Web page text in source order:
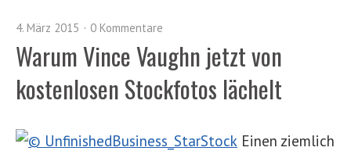
4. März 2015 0 Kommentare
Warum Vince Vaughn jetzt von
kostenlosen Stockfotos lächelt
Einen ziemlich